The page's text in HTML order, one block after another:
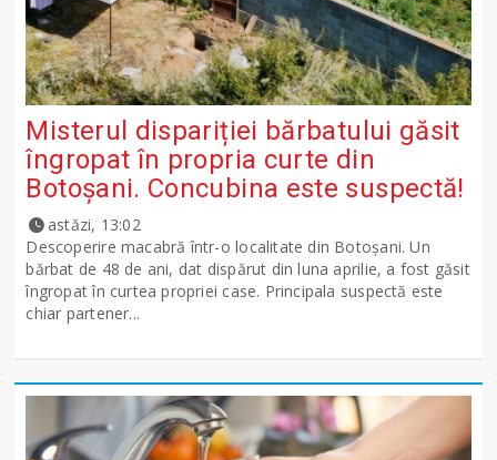
Misterul dispariției bărbatului găsit
îngropat în propria curte din
Botoșani. Concubina este suspectă!
astăzi, 13:02
Descoperire macabră într-o localitate din Botoșani. Un
bărbat de 48 de ani, dat dispărut din luna aprilie, a fost găsit
îngropat în curtea propriei case. Principala suspectă este
chiar partener...